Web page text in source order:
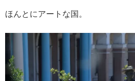
ほんとにアートな国。